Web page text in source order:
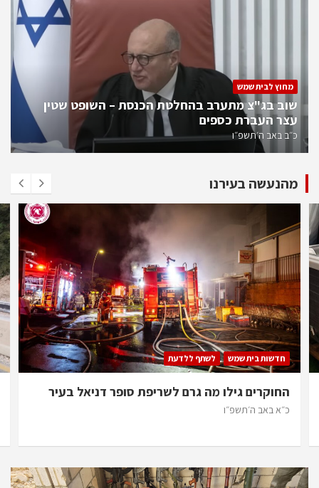
מחוץ לבית שמש
שוב בג"צ מתערב בהחלטת הכנסת – השופט שטין
עצר העברת כספים
כ״ב באב ה׳תשפ״ו
מהנעשה בעירנו
חדשות בית שמש לשתף ללדעת
החוקרים גילו מה גרם לשריפת סופר דניאל בעיר
כ״א באב ה׳תשפ״ו